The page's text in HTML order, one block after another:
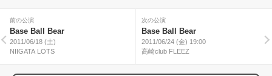
前の公演
Base Ball Bear
2011/06/18 (土)
NIIGATA LOTS
次の公演
Base Ball Bear
2011/06/24 (金) 19:00
高崎club FLEEZ